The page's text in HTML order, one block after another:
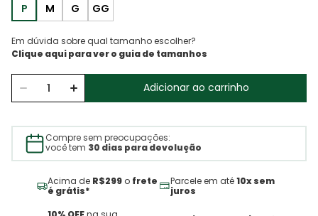
P M G GG
Em dúvida sobre qual tamanho escolher?
Adicionar ao carrinho
Compre sem preocupações:
você tem 30 dias para devolução
Acima de R$299 o frete
é grátis*
Parcele em até10x sem
juros